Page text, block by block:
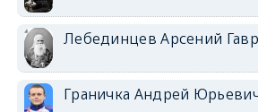
Лебединцев Арсений
Граничка Андрей